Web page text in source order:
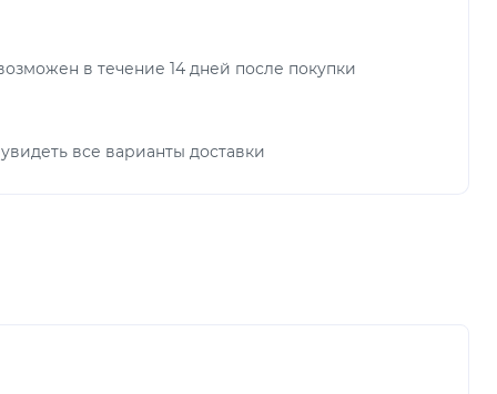
в течение 14 дней после покупки
все варианты доставки